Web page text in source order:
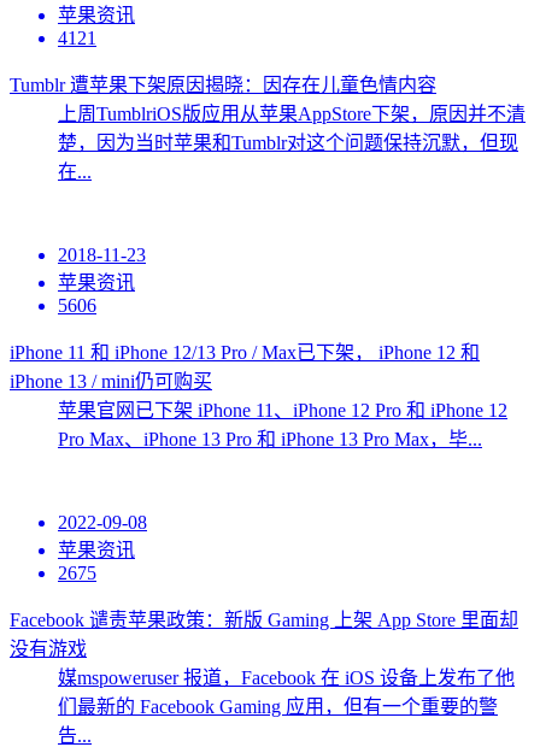
苹果资讯
4121
Tumblr 遭苹果下架原因揭晓：因存在儿童色情内容
上周TumblriOS版应用从苹果AppStore下架，原因并不清
楚，因为当时苹果和Tumblr对这个问题保持沉默，但现
在...
2018-11-23
苹果资讯
5606
iPhone 11 和 iPhone 12/13 Pro / Max已下架， iPhone 12 和
iPhone 13 / mini仍可购买
苹果官网已下架 iPhone 11、iPhone 12 Pro 和 iPhone 12
Pro Max、iPhone 13 Pro 和 iPhone 13 Pro Max，毕...
2022-09-08
苹果资讯
2675
Facebook 谴责苹果政策：新版 Gaming 上架 App Store 里面却
没有游戏
媒mspoweruser 报道，Facebook 在 iOS 设备上发布了他
们最新的 Facebook Gaming 应用，但有一个重要的警
告...